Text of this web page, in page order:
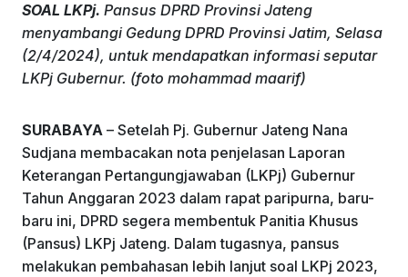
c
e
b
o
k
k
e
dI
at
s
A
p
e
gr
a
ai
l
ar
e
SOAL LKPj. Pansus DPRD Provinsi Jateng
menyambangi Gedung DPRD Provinsi Jatim, Selasa
(2/4/2024), untuk mendapatkan informasi seputar
LKPj Gubernur. (foto mohammad maarif)
SURABAYA – Setelah Pj. Gubernur Jateng Nana
Sudjana membacakan nota penjelasan Laporan
Keterangan Pertangungjawaban (LKPj) Gubernur
Tahun Anggaran 2023 dalam rapat paripurna, baru-
baru ini, DPRD segera membentuk Panitia Khusus
(Pansus) LKPj Jateng. Dalam tugasnya, pansus
melakukan pembahasan lebih lanjut soal LKPj 2023,